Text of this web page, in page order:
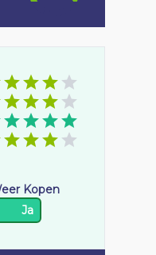
Kopen
Ja